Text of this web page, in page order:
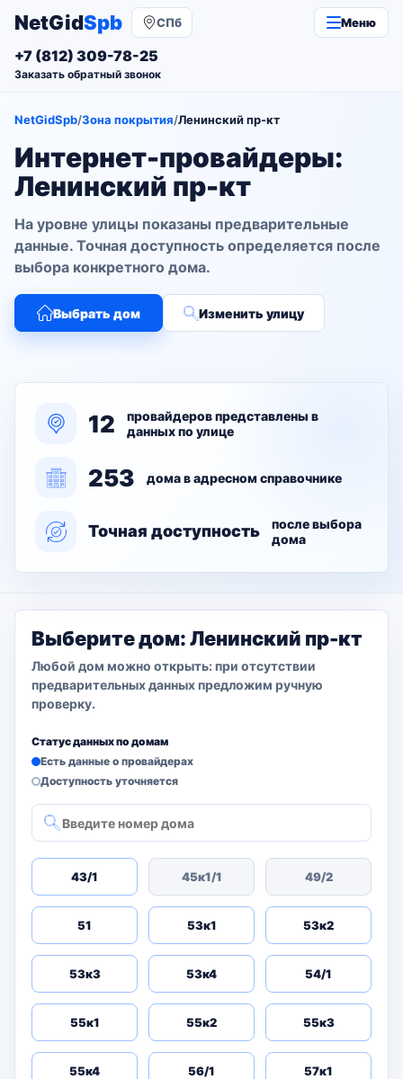
NetGidSpb СПб Меню
+7 (812) 309-78-25
Заказать обратный звонок
NetGidSpb/Зона покрытия/Ленинский пр-кт
Интернет-провайдеры:
Ленинский пр-кт
На уровне улицы показаны предварительные
данные. Точная доступность определяется после
выбора конкретного дома.
Выбрать дом Изменить улицу
12
провайдеров представлены в
данных по улице
253 дома в адресном справочнике
Точная доступность
после выбора
дома
Выберите дом: Ленинский пр-кт
Любой дом можно открыть: при отсутствии
предварительных данных предложим ручную
проверку.
Статус данных по домам
Есть данные о провайдерах
Доступность уточняется
43/1 45к1/1 49/2
51 53к1 53к2
53к3 53к4 54/1
55к1 55к2 55к3
55к4 56/1 57к1